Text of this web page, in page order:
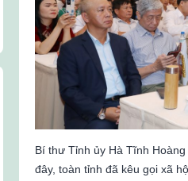
Bí thư Tỉnh ủy Hà Tĩnh
đây, toàn tỉnh đã kêu gọi xã